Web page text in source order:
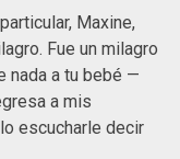
Maxine,
Fue un milagro
nada a tu bebé —
a mis
escucharle decir